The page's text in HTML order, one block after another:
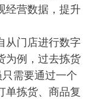
经营数据，提升
门店进行数字
为例，过去拣货
需要通过一个
单拣货、商品复